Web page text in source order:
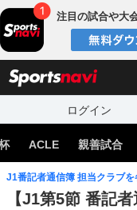
注目の試合や大
ログイン
ACLE 親善試合
J1番記者通信簿 担当クラブを
【J1第5節 番記